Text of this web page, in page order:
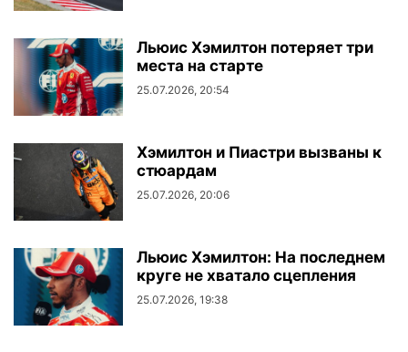
Льюис Хэмилтон потеряет три
места на старте
25.07.2026, 20:54
Хэмилтон и Пиастри вызваны к
стюардам
25.07.2026, 20:06
Льюис Хэмилтон: На последнем
круге не хватало сцепления
25.07.2026, 19:38